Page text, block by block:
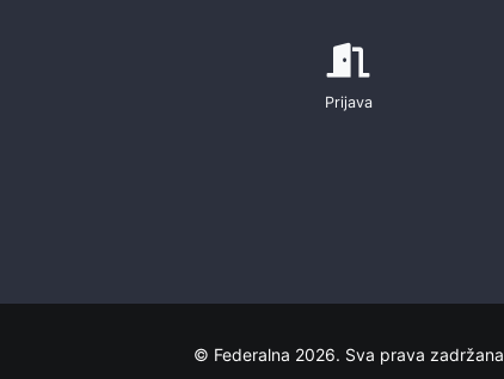
Prijava
© Federalna 2026. Sva prava zadržana